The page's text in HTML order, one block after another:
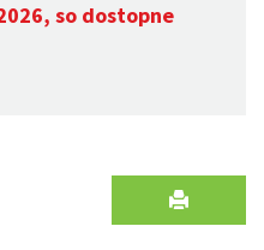
so dostopne